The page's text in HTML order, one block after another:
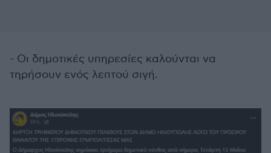
- Οι δημοτικές υπηρεσίες καλούνται να
τηρήσουν ενός λεπτού σιγή.